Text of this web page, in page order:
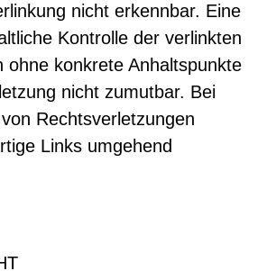
nicht erkennbar. Eine
Kontrolle der verlinkten
ohne konkrete Anhaltspunkte
nicht zumutbar. Bei
Rechtsverletzungen
Links umgehend